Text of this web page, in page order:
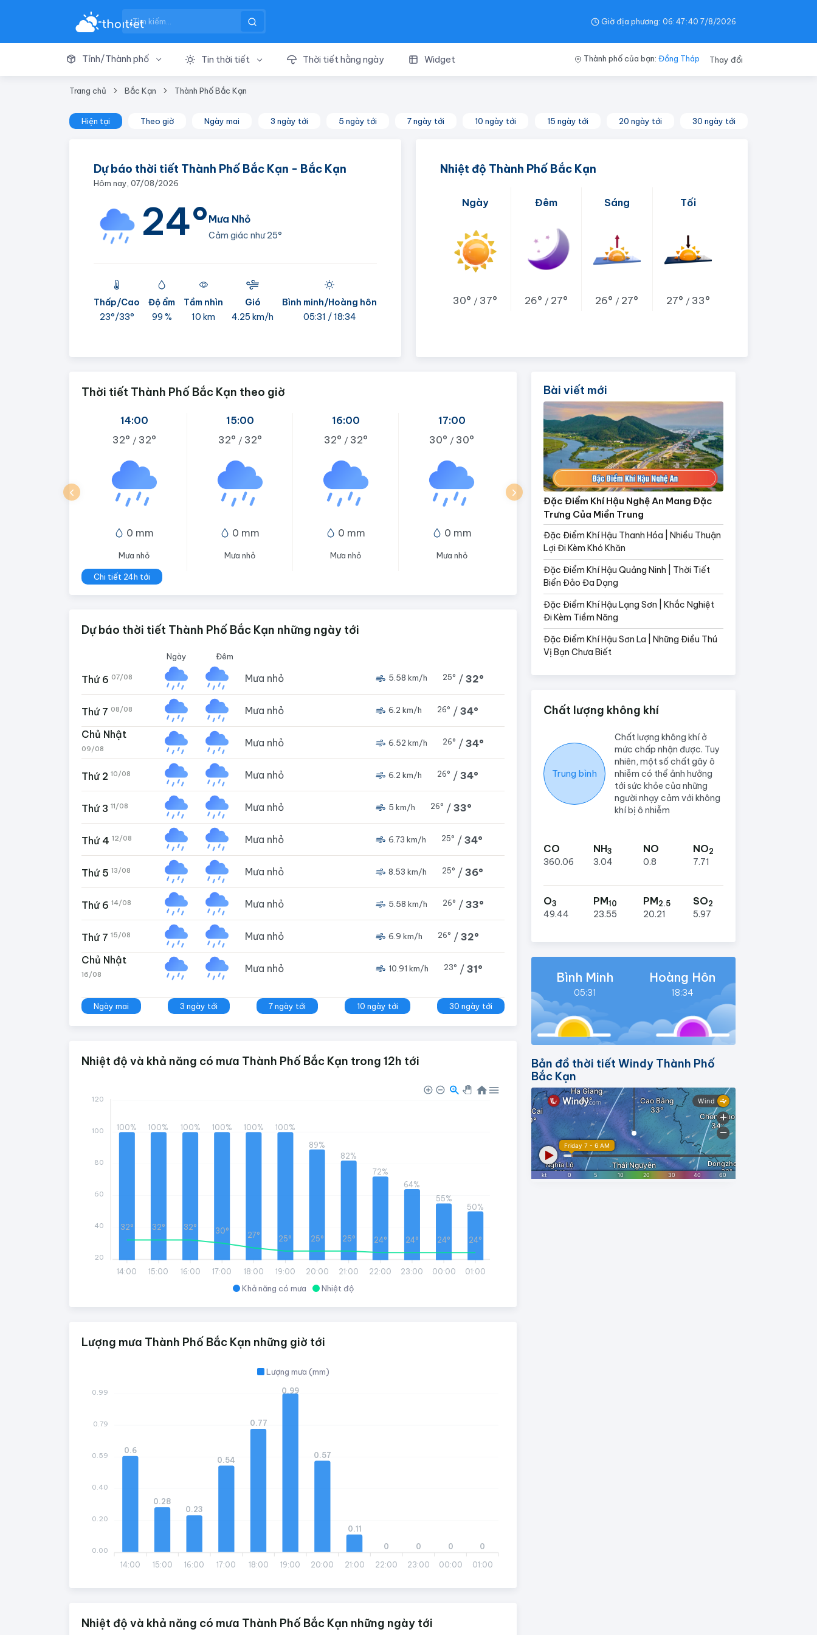
Giờ địa phương: 06: 47: 41 7/8/2026
Tỉnh/Thành phố Tin thời tiết Thời tiết hằng ngày Widget Thành phố của bạn: Đồng Tháp Thay đổi
Trang chủ Bắc Kạn Thành Phố Bắc Kạn
Hiện tại Theo giờ Ngày mai 3 ngày tới 5 ngày tới 7 ngày tới 10 ngày tới 15 ngày tới 20 ngày tới 30 ngày tới
Dự báo thời tiết Thành Phố Bắc Kạn - Bắc Kạn
Hôm nay, 07/08/2026
24° Mưa Nhỏ
Cảm giác như25°
Thấp/Cao
23°/33°
Độ ẩm
99 %
Tầm nhìn
10 km
Gió
4.25 km/h
Bình minh/Hoàng hôn
05:31 / 18:34
Nhiệt độ Thành Phố Bắc Kạn
Ngày
30° / 37°
Đêm
26° / 27°
Sáng
26° / 27°
Tối
27° / 33°
Thời tiết Thành Phố Bắc Kạn theo giờ
14:00
32° / 32°
0 mm
Mưa nhỏ
15:00
32° / 32°
0 mm
Mưa nhỏ
16:00
32° / 32°
0 mm
Mưa nhỏ
17:00
30° / 30°
0 mm
Mưa nhỏ
Chi tiết 24h tới
Dự báo thời tiết Thành Phố Bắc Kạn những ngày tới
Ngày Đêm
Thứ 6 07/08 Mưa nhỏ 5.58 km/h 25° / 32°
Thứ 7 08/08 Mưa nhỏ 6.2 km/h 26° / 34°
Chủ Nhật
09/08 Mưa nhỏ 6.52 km/h 26° / 34°
Thứ 2 10/08 Mưa nhỏ 6.2 km/h 26° / 34°
Thứ 3 11/08 Mưa nhỏ 5 km/h 26° / 33°
Thứ 4 12/08 Mưa nhỏ 6.73 km/h 25° / 34°
Thứ 5 13/08 Mưa nhỏ 8.53 km/h 25° / 36°
Thứ 6 14/08 Mưa nhỏ 5.58 km/h 26° / 33°
Thứ 7 15/08 Mưa nhỏ 6.9 km/h 26° / 32°
Chủ Nhật
16/08 Mưa nhỏ 10.91 km/h 23° / 31°
Ngày mai 3 ngày tới 7 ngày tới 10 ngày tới 30 ngày tới
Nhiệt độ và khả năng có mưa Thành Phố Bắc Kạn trong 12h tới
Khả năng có mưa Nhiệt độ
14:00 15:00 16:00 17:00 18:00 19:00 20:00 21:00 22:00 23:00 00:00 01:00
100% 100% 100% 100% 100%
100%
89%
82%
72%
64%
55%
50%
32° 32° 32° 30°
27° 25° 25° 25° 24° 24° 24° 24°
120
100
80
60
40
20
Lượng mưa Thành Phố Bắc Kạn những giờ tới
Lượng mưa (mm)
14:00 15:00 16:00 17:00 18:00 19:00 20:00 21:00 22:00 23:00 00:00 01:00
0.6
0.28
0.23
0.54
0.77
0.99
0.57
0.11
0
0 0 0
0.99
0.79
0.59
0.40
0.20
0.00
Nhiệt độ và khả năng có mưa Thành Phố Bắc Kạn những ngày tới
Bài viết mới
Đặc Điểm Khí Hậu Nghệ An Mang Đặc
Trưng Của Miền Trung
Đặc Điểm Khí Hậu Thanh Hóa | Nhiều Thuận
Lợi Đi Kèm Khó Khăn
Đặc Điểm Khí Hậu Quảng Ninh | Thời Tiết
Biển Đảo Đa Dạng
Đặc Điểm Khí Hậu Lạng Sơn | Khắc Nghiệt
Đi Kèm Tiềm Năng
Đặc Điểm Khí Hậu Sơn La | Những Điều Thú
Vị Bạn Chưa Biết
Chất lượng không khí
Trung bình
Chất lượng không khí ở
mức chấp nhận được. Tuy
nhiên, một số chất gây ô
nhiễm có thể ảnh hưởng
tới sức khỏe của những
người nhạy cảm với không
khí bị ô nhiễm
CO
360.06
NH3
3.04
NO
0.8
NO2
7.71
O3
49.44
PM10
23.55
PM2.5
20.21
SO2
5.97
Bình Minh
05:31
Hoàng Hôn
18:34
Bản đồ thời tiết Windy Thành Phố
Bắc Kạn